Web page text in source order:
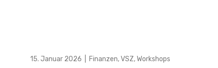
15. Januar 2026 Finanzen,VSZ,Workshops